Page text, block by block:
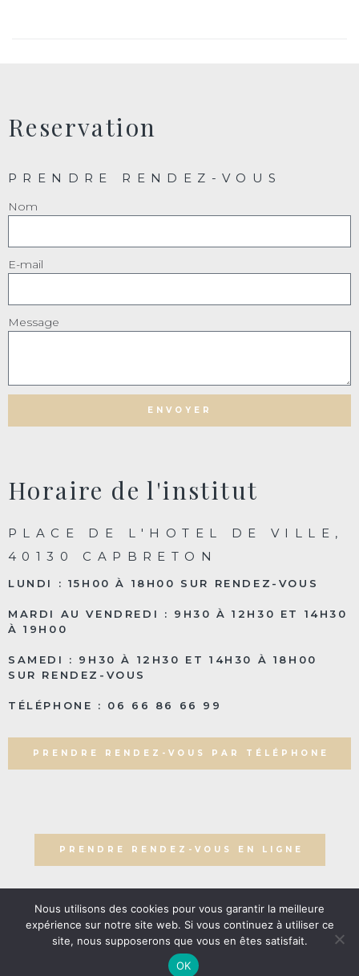
Reservation
PRENDRE RENDEZ-VOUS
Nom
E-mail
Message
ENVOYER
Horaire de l'institut
PLACE DE L'HOTEL DE VILLE,
40130 CAPBRETON
LUNDI : 15H00 À 18H00 SUR RENDEZ-VOUS
MARDI AU VENDREDI : 9H30 À 12H30 ET 14H30
À 19H00
SAMEDI : 9H30 À 12H30 ET 14H30 À 18H00
SUR RENDEZ-VOUS
TÉLÉPHONE : 06 66 86 66 99
PRENDRE RENDEZ-VOUS PAR TÉLÉPHONE
PRENDRE RENDEZ-VOUS EN LIGNE
© 2023 Beauty Shop Bio. tous droits réservés. | Réalisation
Nouveausoft.com|Mentions légales|Politique de
confidentialité
Nous utilisons des cookies pour vous garantir la meilleure
expérience sur notre site web. Si vous continuez à utiliser ce
site, nous supposerons que vous en êtes satisfait.
OK